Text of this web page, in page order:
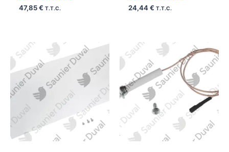
47,85 € T.T.C. 24,44 € T.T.C.